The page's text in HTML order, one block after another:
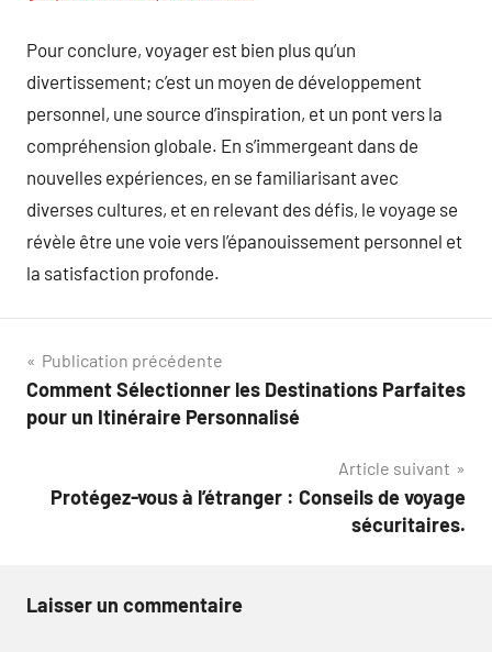
Pour conclure, voyager est bien plus qu’un
divertissement; c’est un moyen de développement
personnel, une source d’inspiration, et un pont vers la
compréhension globale. En s’immergeant dans de
nouvelles expériences, en se familiarisant avec
diverses cultures, et en relevant des défis, le voyage se
révèle être une voie vers l’épanouissement personnel et
la satisfaction profonde.
Navigation
de
Publication précédente
Comment Sélectionner les Destinations Parfaites
pour un Itinéraire Personnalisé
Article suivant
Protégez-vous à l’étranger : Conseils de voyage
sécuritaires.
Laisser un commentaire